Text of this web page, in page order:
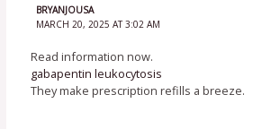
BRYANJOUSA
MARCH 20, 2025 AT 3:02 AM
Read information now.
gabapentin leukocytosis
They make prescription refills a breeze.